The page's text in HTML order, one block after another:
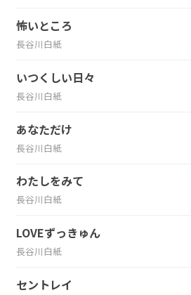
怖いところ
長谷川白紙
いつくしい日々
長谷川白紙
あなただけ
長谷川白紙
わたしをみて
長谷川白紙
LOVEずっきゅん
長谷川白紙
セントレイ